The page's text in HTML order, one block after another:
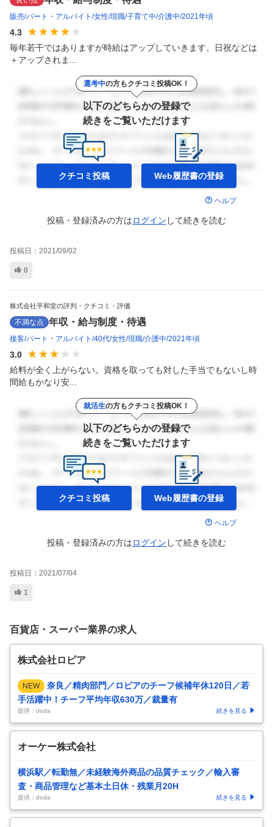
販売 パート・アルバイト 女性 現職 子育て中 介護中 2021年頃
4.3
毎年若干ではありますが時給はアップしていきます。日祝などは
＋アップされま...
選考中の方もクチコミ投稿OK！
以下のどちらかの登録で
続きをご覧いただけます
クチコミ投稿 Web履歴書の登録
ヘルプ
投稿・登録済みの方はログイン して続きを読む
投稿日： 2021/09/02
0
株式会社平和堂の評判・クチコミ・評価
不満な点 年収・給与制度・待遇
接客 パート・アルバイト 40代 女性 現職 介護中 2021年頃
3.0
給料が全く上がらない。資格を取っても対した手当でもないし時
間給もかなり安...
就活生の方もクチコミ投稿OK！
以下のどちらかの登録で
続きをご覧いただけます
クチコミ投稿 Web履歴書の登録
ヘルプ
投稿・登録済みの方はログイン して続きを読む
投稿日： 2021/07/04
1
百貨店・スーパー業界の求人
株式会社ロピア
NEW
奈良／精肉部門／ロピアのチーフ候補年休120日／若
手活躍中！チーフ平均年収630万／裁量有
提供：doda 続きを見る
オーケー株式会社
横浜駅／転勤無／未経験海外商品の品質チェック／輸入審
査・商品管理など基本土日休・残業月20H
提供：doda 続きを見る